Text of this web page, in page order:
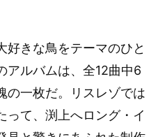
好きな鳥をテーマのひと
アルバムは、全12曲中6
の一枚だ。リスレゾでは
って、渕上へロング・イ